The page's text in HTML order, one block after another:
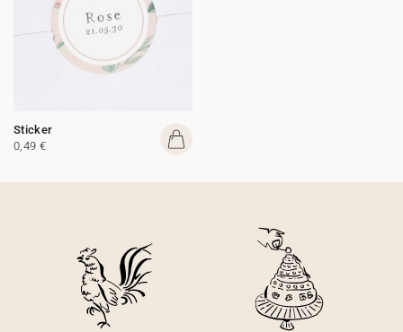
Sticker
0,49 €